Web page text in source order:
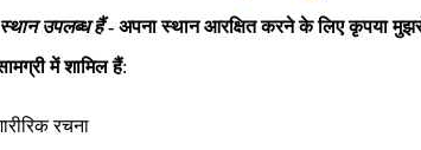
उपलब्ध हैं- अपना स्थान आरक्षित करने के लिए कृपया
में शामिल हैं:
रचना